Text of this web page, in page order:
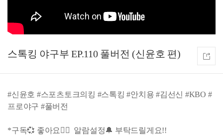
스톡킹 야구부 EP.110 풀버전 (신윤호 편)
#신윤호 #스포츠토크의킹 #스톡킹 #안치용 #김선신 #KBO #
프로야구 #풀버전
*구독💞 좋아요👍🏻 알람설정🔔 부탁드릴게요!!